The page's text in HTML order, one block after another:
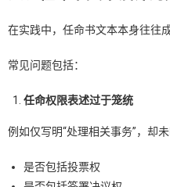
在实践中，任命书文本本身往往
常见问题包括：
任命权限表述过于笼统
例如仅写明“处理相关事务”，却未
是否包括投票权